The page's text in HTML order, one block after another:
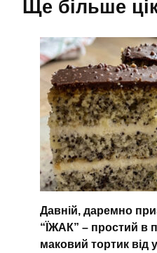
Ще більше
Давній, даремно
“ЇЖАК” – простий в
маковий тортик від